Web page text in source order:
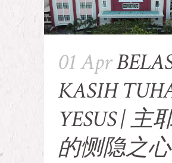
01 Apr
KASIH
YESUS | 主
的恻隐之心